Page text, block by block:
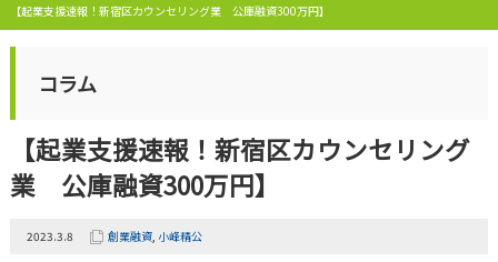
【起業支援速報！新宿区カウンセリング業 公庫融資300万円】
コラム
【起業支援速報！新宿区カウンセリング
業 公庫融資300万円】
2023.3.8 創業融資, 小峰精公